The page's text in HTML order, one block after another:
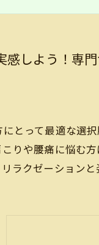
感しよう！専
とって最適な選
りや腰痛に悩む
ラクゼーション